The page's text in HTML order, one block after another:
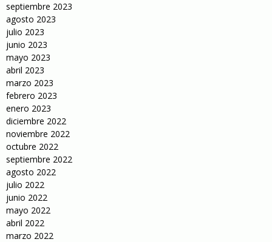
septiembre 2023
agosto 2023
julio 2023
junio 2023
mayo 2023
abril 2023
marzo 2023
febrero 2023
enero 2023
diciembre 2022
noviembre 2022
octubre 2022
septiembre 2022
agosto 2022
julio 2022
junio 2022
mayo 2022
abril 2022
marzo 2022